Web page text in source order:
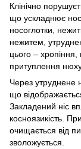
Клінічно
що ускладнює
носоглотки,
нежитем,
цього –
притуплення
Через утруднене
що
Закладений ніс
косноязикість.
очищається від
зволожується.